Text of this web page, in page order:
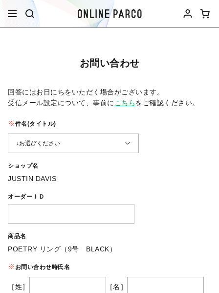
お問い合わせ
回答にはお日にちをいただく場合がございます。
受信メール設定について、事前に こちらをご確認ください。​
件名(タイトル)
ショップ名
JUSTIN DAVIS
オーダーＩＤ
商品名
POETRY リング（9号 BLACK）
お問い合わせ時氏名
［姓］ ［名］